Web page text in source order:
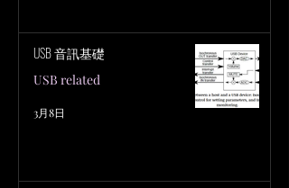
USB 音訊基礎
USB related
3月8日